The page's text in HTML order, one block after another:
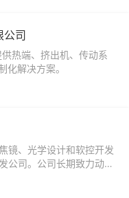
司
热端、挤出机、传动系
化解决方案。
镜、光学设计和软控开发
公司。公司长期致力动态
全球工业激光用户提供可
案